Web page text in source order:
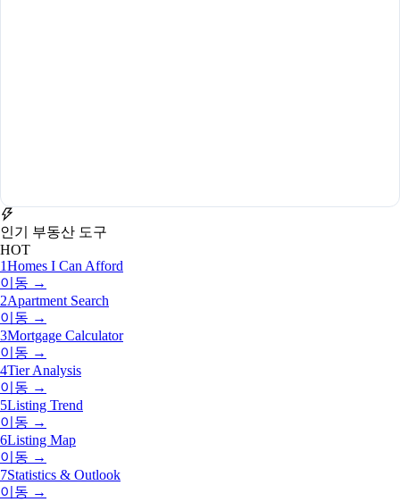
인기 부동산 도구
HOT
1Homes I Can Afford
이동 →
2Apartment Search
이동 →
3Mortgage Calculator
이동 →
4Tier Analysis
이동 →
5Listing Trend
이동 →
6Listing Map
이동 →
7Statistics & Outlook
이동 →